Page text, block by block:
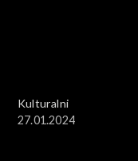
Kulturalni
27.01.2024